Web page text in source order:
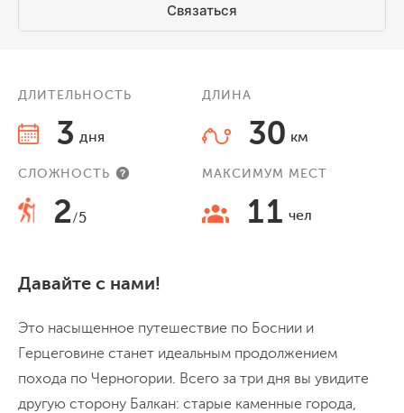
Связаться
ДЛИТЕЛЬНОСТЬ
3 дня
ДЛИНА
30 км
СЛОЖНОСТЬ
2/5
МАКСИМУМ МЕСТ
11 чел
Давайте с нами!
Это насыщенное путешествие по Боснии и
Герцеговине станет идеальным продолжением
похода по Черногории. Всего за три дня вы увидите
другую сторону Балкан: старые каменные города,